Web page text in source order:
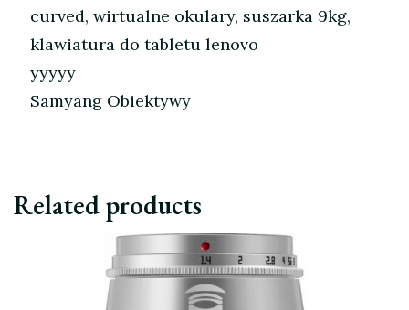
curved, wirtualne okulary, suszarka 9kg,
klawiatura do tabletu lenovo
yyyyy
Samyang Obiektywy
Related products